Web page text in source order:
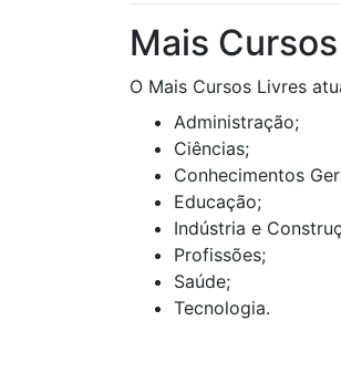
Mais
O Mais Cursos Livres
Administração;
Ciências;
Conhecimentos
Educação;
Indústria e
Profissões;
Saúde;
Tecnologia.